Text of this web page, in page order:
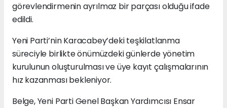
görevlendirmenin ayrılmaz bir parçası olduğu ifade
edildi.
Yeni Parti’nin Karacabey’deki teşkilatlanma
süreciyle birlikte önümüzdeki günlerde yönetim
kurulunun oluşturulması ve üye kayıt çalışmalarının
hız kazanması bekleniyor.
Belge, Yeni Parti Genel Başkan Yardımcısı Ensar